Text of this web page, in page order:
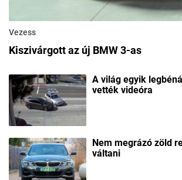
Vezess
Kiszivárgott az új BMW 3-as
A világ egyik
vették videóra
Nem megrázó zöld
váltani